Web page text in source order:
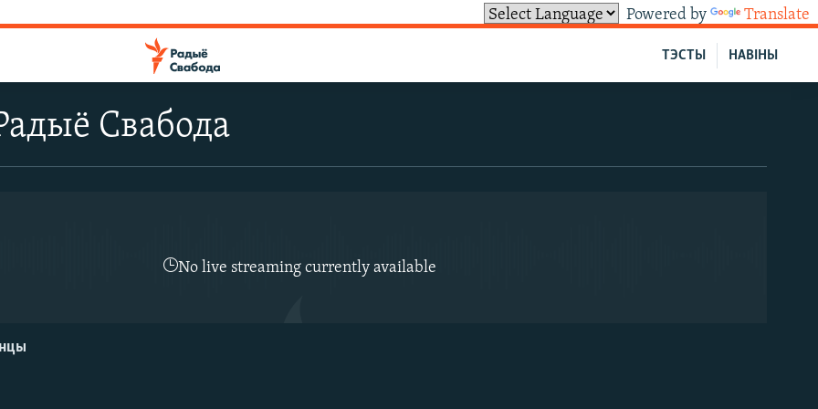
Powered by Translate
НАВІНЫ
ТЭСТЫ
Свабода
No live streaming currently available